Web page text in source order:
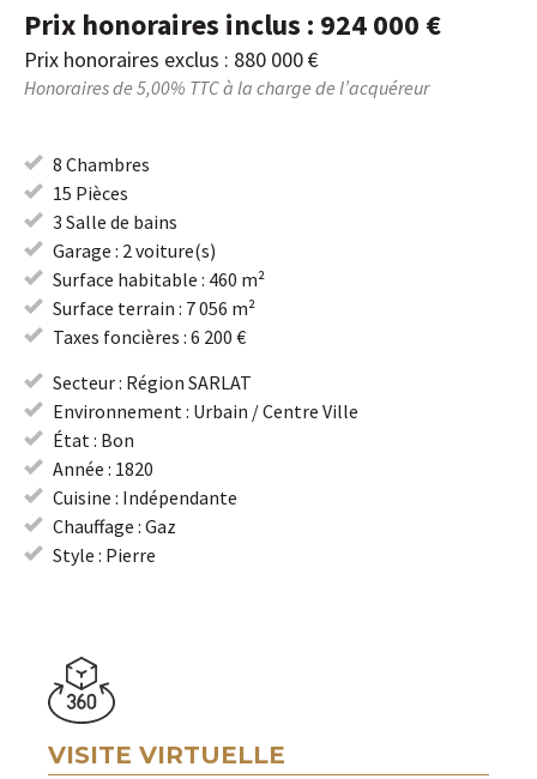
Prix honoraires inclus : 924 000 €
Prix honoraires exclus : 880 000 €
Honoraires de 5,00% TTC à la charge de l’acquéreur
8 Chambres
15 Pièces
3 Salle de bains
Garage : 2 voiture(s)
Surface habitable : 460 m²
Surface terrain : 7 056 m²
Taxes foncières : 6 200 €
Secteur : Région SARLAT
Environnement : Urbain / Centre Ville
État : Bon
Année : 1820
Cuisine : Indépendante
Chauffage : Gaz
Style : Pierre
VISITE VIRTUELLE